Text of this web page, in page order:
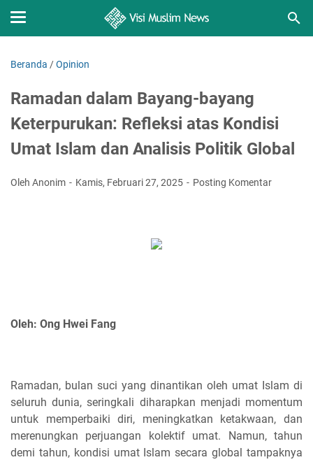
Beranda /Opinion
Ramadan dalam Bayang-bayang
Keterpurukan: Refleksi atas Kondisi
Umat Islam dan Analisis Politik Global
Oleh Anonim Kamis, Februari 27, 2025 Posting Komentar
Oleh: Ong Hwei Fang
Ramadan, bulan suci yang dinantikan oleh umat Islam di
seluruh dunia, seringkali diharapkan menjadi momentum
untuk memperbaiki diri, meningkatkan ketakwaan, dan
merenungkan perjuangan kolektif umat. Namun, tahun
demi tahun, kondisi umat Islam secara global tampaknya